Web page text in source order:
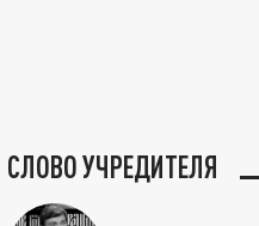
СЛОВО УЧРЕДИТЕЛЯ